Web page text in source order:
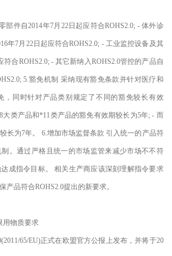
部件自2014年7月22日起应符合ROHS2.0; - 体外诊
年7月22日起应符合ROHS2.0; - 工业监控设备及其
符合ROHS2.0; - 其它新纳入ROHS2.0管控的产品自
5.豁免机制 采纳现有豁免条款并针对医疗和
，同时针对产品类别规定了不同的豁免较长有效
大类产品和*11类产品的豁免有效期较长为5年; - 而
长为7年。 6.增加市场监督条款 引入统一的产品符
。通过严格且统一的市场监管来减少市场不不符
成指令目标。 相关生产商应该深刻理解指令要求
产品符合ROHS2.0提出的新要求。
用物质要求
65/EU)正式在欧盟官方公报上发布，并将于20